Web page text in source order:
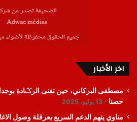
اخر الأخبار
مصطفى البركاني، حين تغنى الرݣادة
حصنا
13 يوليو، 2025
مناوي يتهم الدعم السريع بعرقلة وصول